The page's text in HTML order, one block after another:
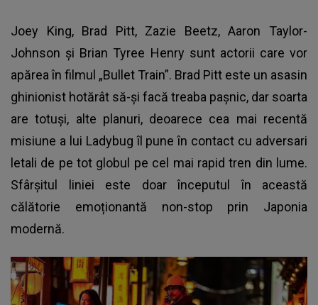
Joey King, Brad Pitt, Zazie Beetz, Aaron Taylor-
Johnson și Brian Tyree Henry sunt actorii care vor
apărea în filmul „Bullet Train”. Brad Pitt este un asasin
ghinionist hotărât să-și facă treaba pașnic, dar soarta
are totuși, alte planuri, deoarece cea mai recentă
misiune a lui Ladybug îl pune în contact cu adversari
letali de pe tot globul pe cel mai rapid tren din lume.
Sfârșitul liniei este doar începutul în această
călătorie emoționantă non-stop prin Japonia
modernă.